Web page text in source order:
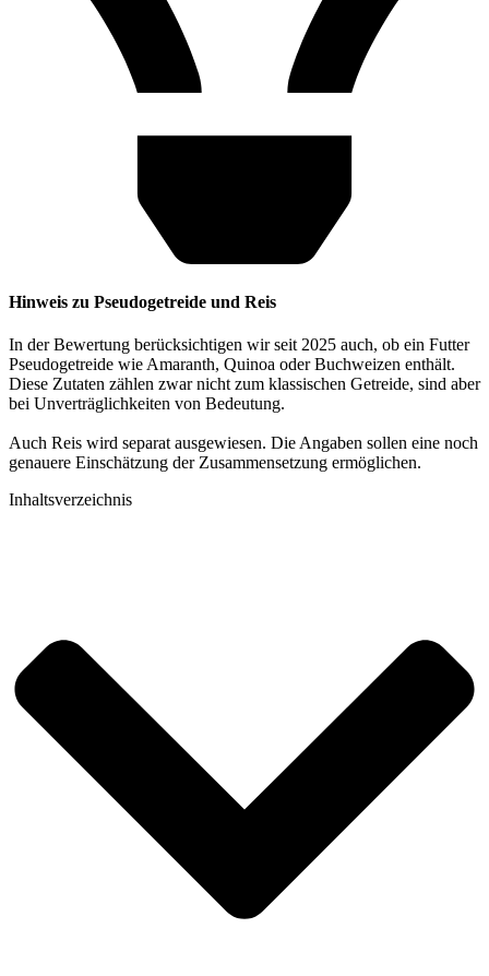
Hinweis zu Pseudogetreide und Reis
In der Bewertung berücksichtigen wir seit 2025 auch, ob ein Futter
Pseudogetreide wie Amaranth, Quinoa oder Buchweizen enthält.
Diese Zutaten zählen zwar nicht zum klassischen Getreide, sind aber
bei Unverträglichkeiten von Bedeutung.
Auch Reis wird separat ausgewiesen. Die Angaben sollen eine noch
genauere Einschätzung der Zusammensetzung ermöglichen.
Inhaltsverzeichnis​